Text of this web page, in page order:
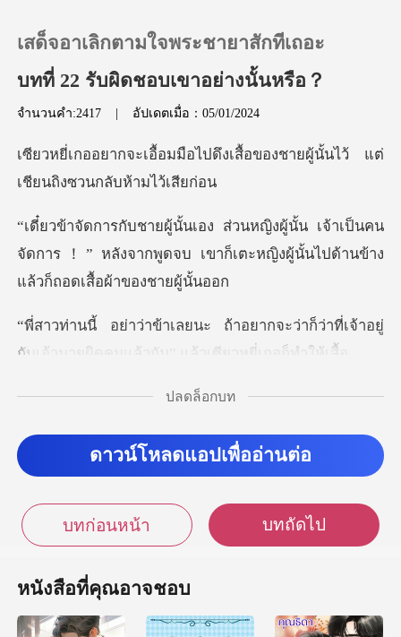
เติมเงิน
ประวัติการอ่าน
ออกจากระบบ
ดาวน์โหลดแอป
เสด็จอาเลิกตามใจพระชายาสักทีเถอะ
บทที่ 22 รับผิดชอบเขาอย่างนั้นหรือ？
จำนวนคำ:2417 | อัปเดตเมื่อ：05/01/2024
ดึงเสื้อของชายผู้นั้นไว้ แต่
เ
เจ้าเป็นคน
จัดการ！” หลังจากพูดจบ เขาก็เตะหญิงผู้
กจะว่าก็ว่าที่เจ้าอยู่
กับเจ้านายผิดคน
ปลดล็อกบท
ดาวน์โหลดแอปเพื่ออ่านต่อ
บทก่อนหน้า บทถัดไป
หนังสือที่คุณอาจชอบ